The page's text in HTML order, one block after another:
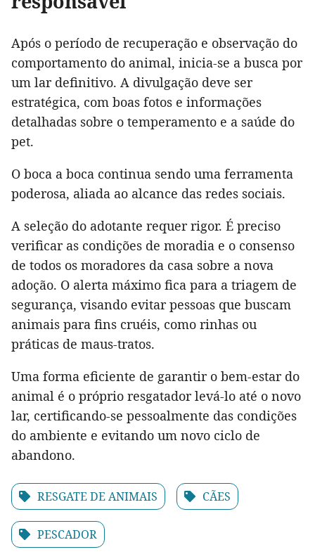
Após o período de recuperação e observação do
comportamento do animal, inicia-se a busca por
um lar definitivo. A divulgação deve ser
estratégica, com boas fotos e informações
detalhadas sobre o temperamento e a saúde do
pet.
O boca a boca continua sendo uma ferramenta
poderosa, aliada ao alcance das redes sociais.
A seleção do adotante requer rigor. É preciso
verificar as condições de moradia e o consenso
de todos os moradores da casa sobre a nova
adoção. O alerta máximo fica para a triagem de
segurança, visando evitar pessoas que buscam
animais para fins cruéis, como rinhas ou
práticas de maus-tratos.
Uma forma eficiente de garantir o bem-estar do
animal é o próprio resgatador levá-lo até o novo
lar, certificando-se pessoalmente das condições
do ambiente e evitando um novo ciclo de
abandono.
RESGATE DE ANIMAIS CÃES
PESCADOR